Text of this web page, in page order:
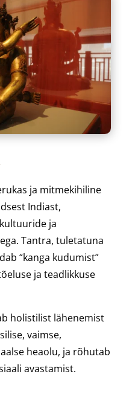
ja mitmekihiline
Indiast,
ja
Tantra, tuletatuna
“kanga kudumist”
ja teadlikkuse
holistilist lähenemist
vaimse,
heaolu, ja rõhutab
avastamist.